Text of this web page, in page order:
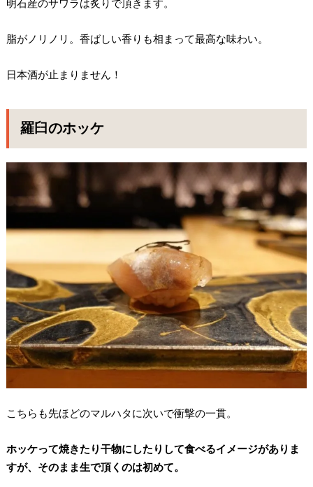
明石産のサワラは炙りで頂きます。
脂がノリノリ。香ばしい香りも相まって最高な味わい。
日本酒が止まりません！
羅臼のホッケ
こちらも先ほどのマルハタに次いで衝撃の一貫。
ホッケって焼きたり干物にしたりして食べるイメージがありま
すが、そのまま生で頂くのは初めて。